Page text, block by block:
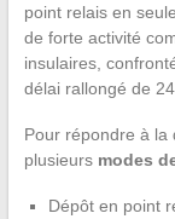
point relais en
de forte activité
insulaires,
délai rallongé de
Pour répondre à la
plusieurs modes
Dépôt en point